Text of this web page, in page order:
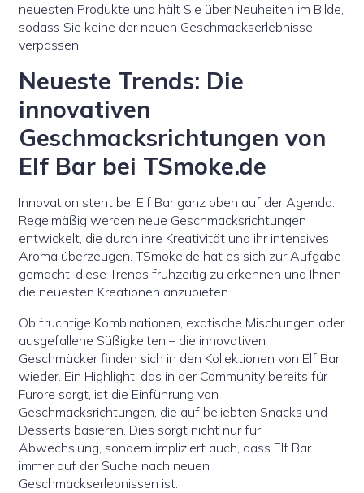
neuesten Produkte und hält Sie über Neuheiten im Bilde,
sodass Sie keine der neuen Geschmackserlebnisse
verpassen.
Neueste Trends: Die
innovativen
Geschmacksrichtungen von
Elf Bar bei TSmoke.de
Innovation steht bei Elf Bar ganz oben auf der Agenda.
Regelmäßig werden neue Geschmacksrichtungen
entwickelt, die durch ihre Kreativität und ihr intensives
Aroma überzeugen. TSmoke.de hat es sich zur Aufgabe
gemacht, diese Trends frühzeitig zu erkennen und Ihnen
die neuesten Kreationen anzubieten.
Ob fruchtige Kombinationen, exotische Mischungen oder
ausgefallene Süßigkeiten – die innovativen
Geschmäcker finden sich in den Kollektionen von Elf Bar
wieder. Ein Highlight, das in der Community bereits für
Furore sorgt, ist die Einführung von
Geschmacksrichtungen, die auf beliebten Snacks und
Desserts basieren. Dies sorgt nicht nur für
Abwechslung, sondern impliziert auch, dass Elf Bar
immer auf der Suche nach neuen
Geschmackserlebnissen ist.